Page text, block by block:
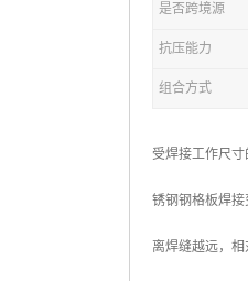
是否跨境源
抗压能力
组合方式
受焊接工作尺
锈钢钢格板焊
离焊缝越远，